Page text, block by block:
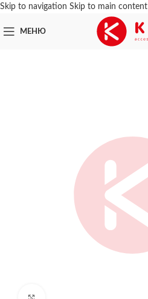
Skip to navigation Skip to main content
МЕНЮ